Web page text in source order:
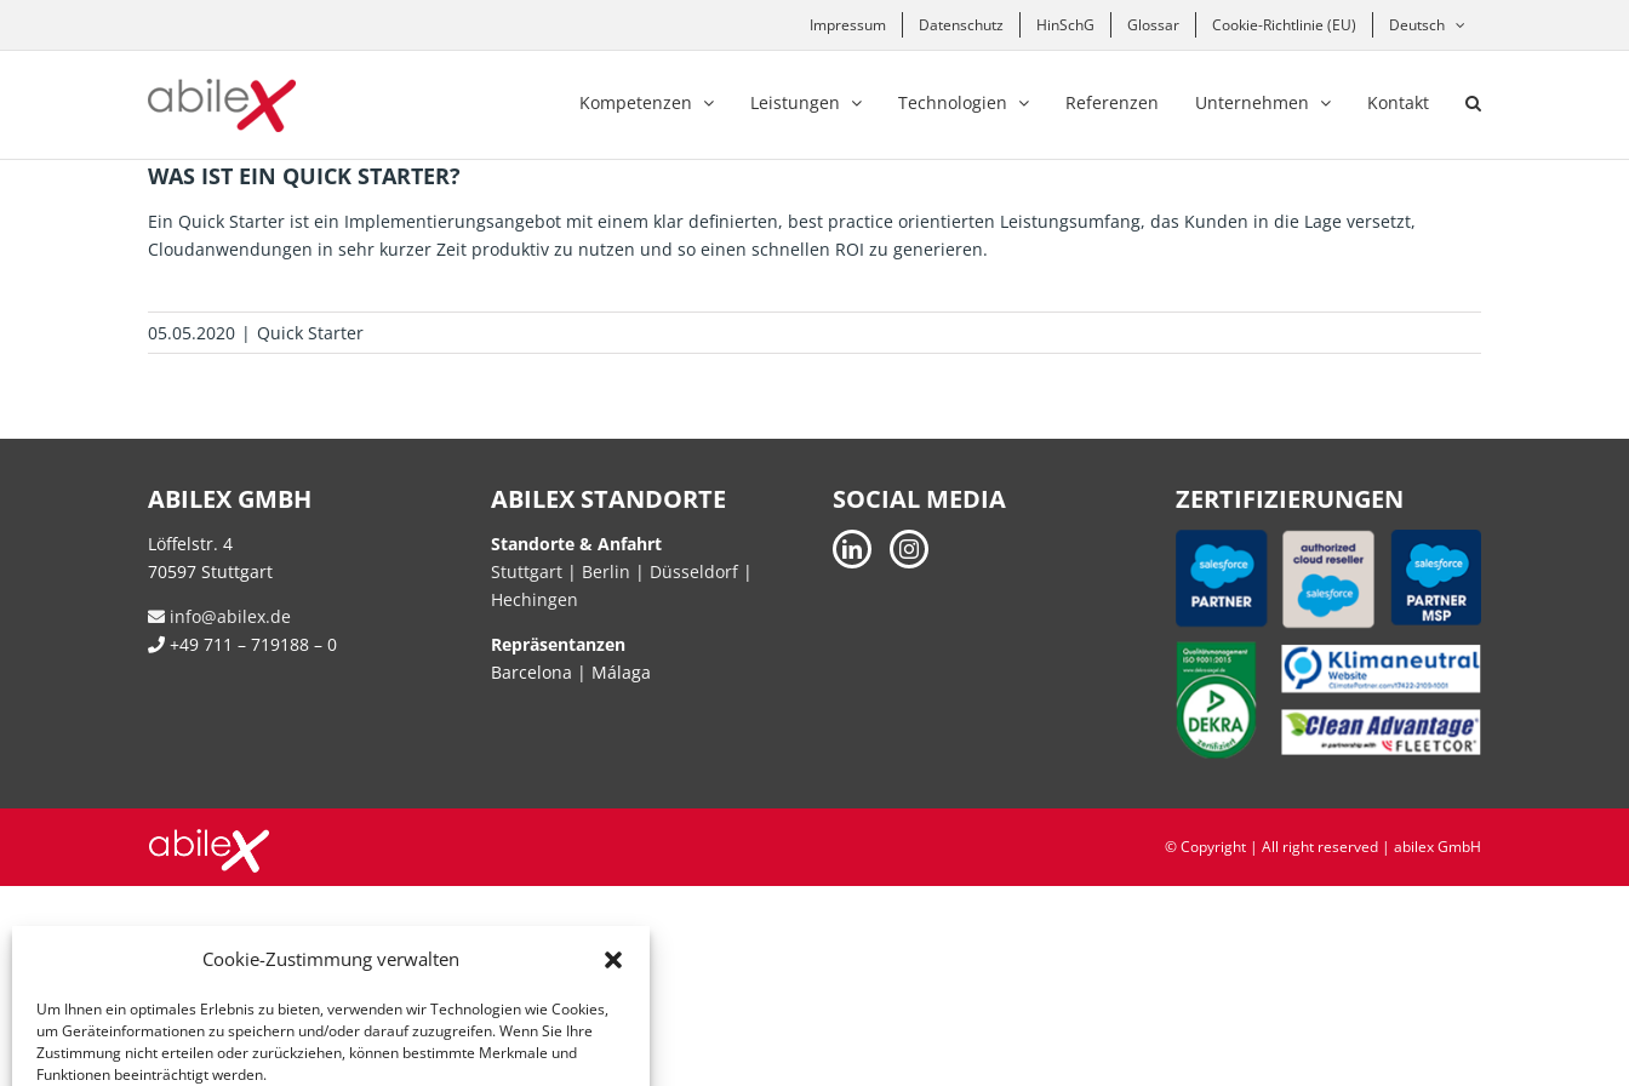
Cookie-Zustimmung verwalten
Um Ihnen ein optimales Erlebnis zu bieten, verwenden wir Technologien wie Cookies,
um Geräteinformationen zu speichern und/oder darauf zuzugreifen. Wenn Sie Ihre
Zustimmung nicht erteilen oder zurückziehen, können bestimmte Merkmale und
Funktionen beeinträchtigt werden.
Impressum Datenschutz HinSchG Glossar Cookie-Richtlinie (EU) Deutsch
Kompetenzen Leistungen Technologien Referenzen Unternehmen Kontakt
WAS IST EIN QUICK STARTER?
Ein Quick Starter ist ein Implementierungsangebot mit einem klar definierten, best practice orientierten Leistungsumfang, das Kunden in die Lage versetzt,
Cloudanwendungen in sehr kurzer Zeit produktiv zu nutzen und so einen schnellen ROI zu generieren.
05.05.2020 | Quick Starter
ABILEX GMBH
Löffelstr. 4
70597 Stuttgart
info@abilex.de
+49 711 – 719188 – 0
ABILEX STANDORTE
Standorte & Anfahrt
Stuttgart| Berlin | Düsseldorf |
Hechingen
Repräsentanzen
Barcelona | Málaga
SOCIAL MEDIA ZERTIFIZIERUNGEN
© Copyright | All right reserved | abilex GmbH